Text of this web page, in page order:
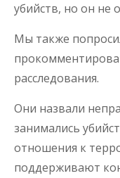
убийств, но он не
Мы также
расследования.
Они назвали
занимались
отношения к
поддерживают